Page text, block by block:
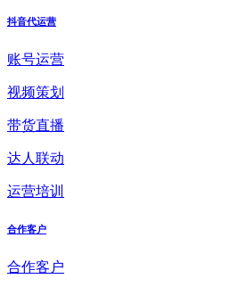
抖音代运营
账号运营
视频策划
带货直播
达人联动
运营培训
合作客户
合作客户